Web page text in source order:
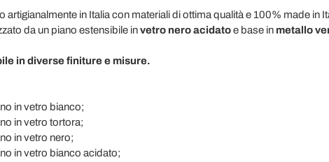
artigianalmente in Italia con materiali di ottima qualità e 100% made in
da un piano estensibile invetro nero acidatoe base in metallo
in diverse finiture e misure.
in vetro bianco;
in vetro tortora;
in vetro nero;
in vetro bianco acidato;